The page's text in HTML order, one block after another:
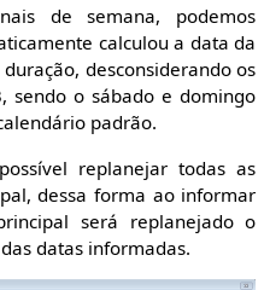
de semana, podemos
calculou a data da
desconsiderando os
sendo o sábado e domingo
padrão.
replanejar todas as
dessa forma ao informar
será replanejado o
datas informadas.